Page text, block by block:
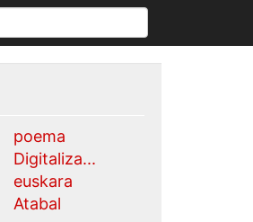
poema
Digitaliza...
euskara
Atabal